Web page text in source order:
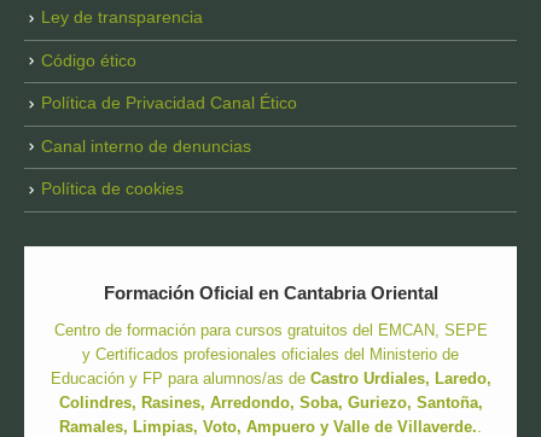
Ley de transparencia
Código ético
Política de Privacidad Canal Ético
Canal interno de denuncias
Política de cookies
Formación Oficial en Cantabria Oriental
Centro de formación para cursos gratuitos del EMCAN, SEPE
y Certificados profesionales oficiales del Ministerio de
Educación y FP para alumnos/as de Castro Urdiales, Laredo,
Colindres, Rasines, Arredondo, Soba, Guriezo, Santoña,
Ramales, Limpias, Voto, Ampuero y Valle de Villaverde.